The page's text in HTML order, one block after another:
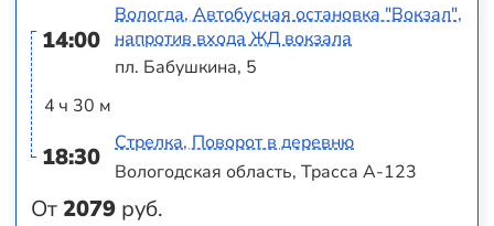
14:00
4 ч 30 м
18:30
От2079 руб.
Вологда, Автобусная остановка "Вокзал",
напротив входа ЖД вокзала
пл. Бабушкина, 5
Стрелка, Поворот в деревню
Вологодская область, Трасса А-123